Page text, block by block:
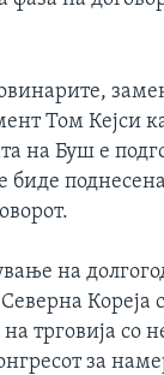
Том Кејси
на Буш е
биде
на
Кореја
на трговија со
за